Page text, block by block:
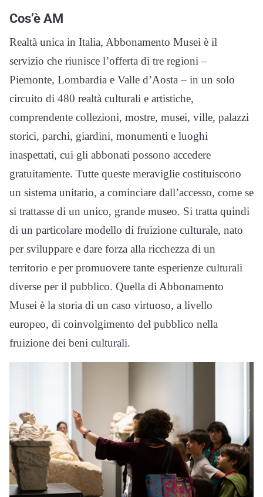
Cos’è AM
Realtà unica in Italia, Abbonamento Musei è il
servizio che riunisce l’offerta di tre regioni –
Piemonte, Lombardia e Valle d’Aosta – in un solo
circuito di 480 realtà culturali e artistiche,
comprendente collezioni, mostre, musei, ville, palazzi
storici, parchi, giardini, monumenti e luoghi
inaspettati, cui gli abbonati possono accedere
gratuitamente. Tutte queste meraviglie costituiscono
un sistema unitario, a cominciare dall’accesso, come se
si trattasse di un unico, grande museo. Si tratta quindi
di un particolare modello di fruizione culturale, nato
per sviluppare e dare forza alla ricchezza di un
territorio e per promuovere tante esperienze culturali
diverse per il pubblico. Quella di Abbonamento
Musei è la storia di un caso virtuoso, a livello
europeo, di coinvolgimento del pubblico nella
fruizione dei beni culturali.